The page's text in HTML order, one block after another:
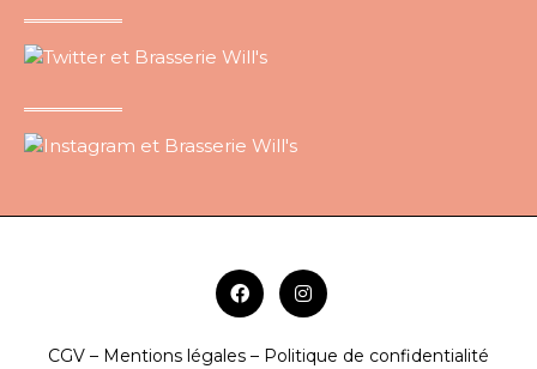
CGV – Mentions légales – Politique de confidentialité